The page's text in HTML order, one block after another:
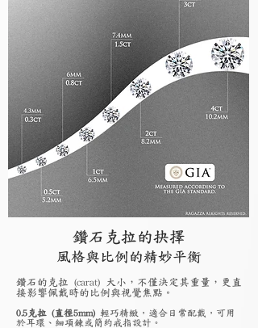
鑽石克拉的抉擇
風格與比例的精妙平衡
鑽石的克拉 (carat) 大小，不僅決定其重量，更直
接影響佩戴時的比例與視覺焦點。
0.5克拉 (直徑5mm) 輕巧精緻，適合日常配戴，可用
於耳環、細項鍊或簡約戒指設計。